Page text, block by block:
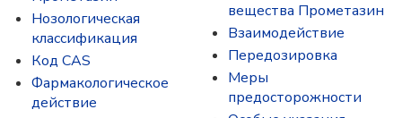
Нозологическая
классификация
Код CAS
Фармакологическое
действие
вещества Прометазин
Взаимодействие
Передозировка
Меры
предосторожности